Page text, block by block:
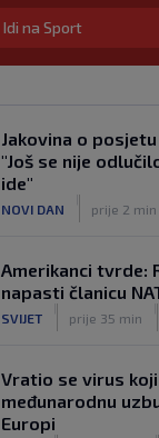
SK
|
6. kol.
Junak riječke
SK 6. kol.
Pajaziti: Pokušat
Istre
|
6. kol.
Idi na Sport
Jakovina o
"Još se nije
ide"
NOVI DAN prije 2 min
Amerikanci tvrde:
napasti članicu
SVIJET prije 35 min
Vratio se virus
međunarodnu
Europi